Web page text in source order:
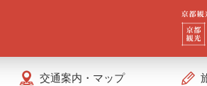
交通案内・マップ